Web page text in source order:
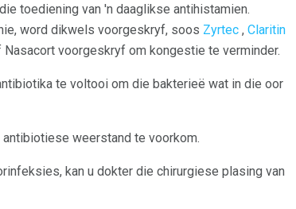
toediening van 'n daaglikse antihistamien.
word dikwels voorgeskryf, soos Zyrtec , Claritin
Nasacort voorgeskryf om kongestie te verminder.
te voltooi om die bakterieë wat in die oor
weerstand te voorkom.
kan u dokter die chirurgiese plasing van